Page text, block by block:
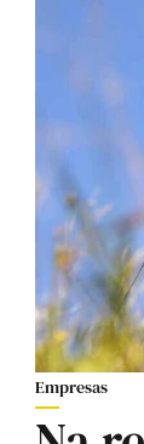
Empresas